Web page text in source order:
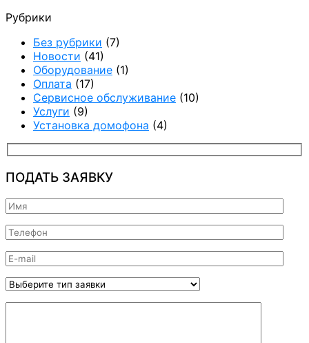
Рубрики
Без рубрики (7)
Новости (41)
Оборудование (1)
Оплата (17)
Сервисное обслуживание (10)
Услуги (9)
Установка домофона (4)
ПОДАТЬ ЗАЯВКУ